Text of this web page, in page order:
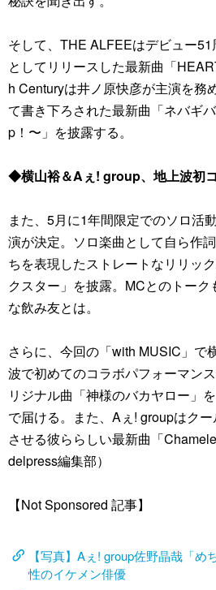
そして、THE ALFEEはデビュー
としてリリースした最新曲「
h Centuryは井ノ原快彦が主演を務
て書き下ろされた最新曲「ネバギ
p！〜」を披露する。
◆横山裕＆Aぇ! group、地上波初
また、5月に1年間限定でのソロ活
演が決定。ソロ楽曲として自ら作
ちを表現したストレートなリリッ
クスター」を披露。MCとのトー
な飲み友とは。
さらに、今回の「with MUSIC」で
波で初めてのコラボパフォーマン
リジナル曲「神様のバカヤロー」
で届ける。また、Aぇ! groupはク
させる彼ららしい最新曲「
delpress編集部）
【Not Sponsored 記事】
【写真】Aぇ! group佐野晶哉「
性のイケメン俳優